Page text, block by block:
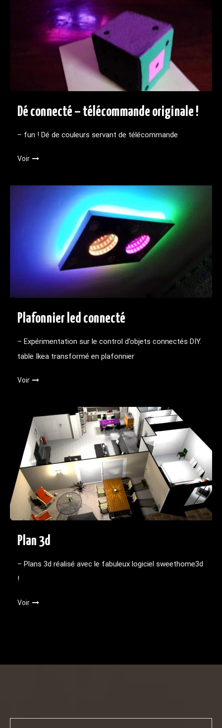
Dé connecté – télécommande originale !
– fun ! Dé de couleurs servant de télécommande
Voir
Plafonnier led connecté
– Expérimentation sur le control d’objets connectés DIY.
table Ikea transformé en plafonnier
Voir
Plan 3d
– Plans 3d réalisé avec le fabuleux logiciel sweethome3d
!
Voir